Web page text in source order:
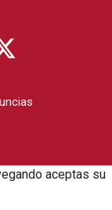
aceptas su